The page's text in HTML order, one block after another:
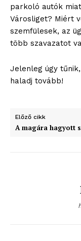
Hasznos
Adatkezelési
parkoló autók
Városliget? Miért
szemfülesek, az
több szavazatot
Jelenleg úgy
haladj tovább!
Előző cikk
A magára hagyott